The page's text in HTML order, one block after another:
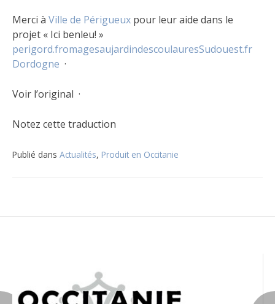
Merci à Ville de Périgueux pour leur aide dans le
projet « Ici benleu! »
perigord.fromagesaujardindescoulauresSudouest.fr
Dordogne ·
Voir l’original ·
Notez cette traduction
Publié dans Actualités, Produit en Occitanie